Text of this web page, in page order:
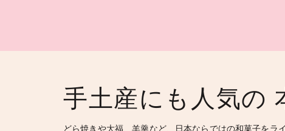
手土産にも人気の
どら焼きや大福、羊羹など、日本ならではの和菓子をラ